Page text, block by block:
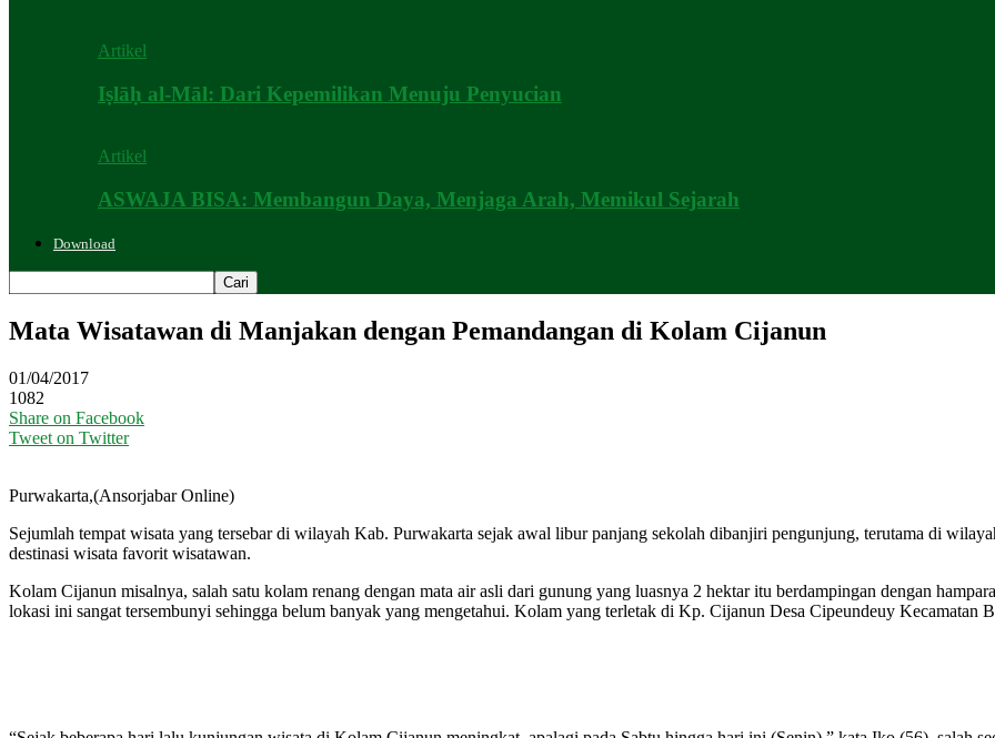
Artikel
Iṣlāḥ al-Māl: Dari Kepemilikan Menuju Penyucian
Artikel
ASWAJA BISA: Membangun Daya, Menjaga Arah, Memikul Sejarah
Download
Mata Wisatawan di Manjakan dengan Pemandangan di Kolam Cijanun
01/04/2017
1082
Share on Facebook
Tweet on Twitter
Purwakarta,(Ansorjabar Online)
Sejumlah tempat wisata yang tersebar di wilayah Kab. Purwakarta sejak awal libur panjang sekolah dibanjiri pengunjung, terutama di
destinasi wisata favorit wisatawan.
Kolam Cijanun misalnya, salah satu kolam renang dengan mata air asli dari gunung yang luasnya 2 hektar itu berdampingan dengan
lokasi ini sangat tersembunyi sehingga belum banyak yang mengetahui. Kolam yang terletak di Kp. Cijanun Desa Cipeundeuy Kecamatan